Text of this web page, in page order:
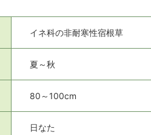
イネ科の非耐寒性宿根草
夏～秋
80～100cm
日なた